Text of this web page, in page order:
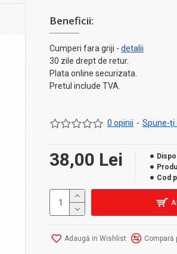
Beneficii:
Cumperi fara griji - detalii
30 zile drept de retur.
Plata online securizata.
Pretul include TVA.
0 opinii - Spune-ţi
38,00 Lei
Cod
Adaugă in Wishlist Compară